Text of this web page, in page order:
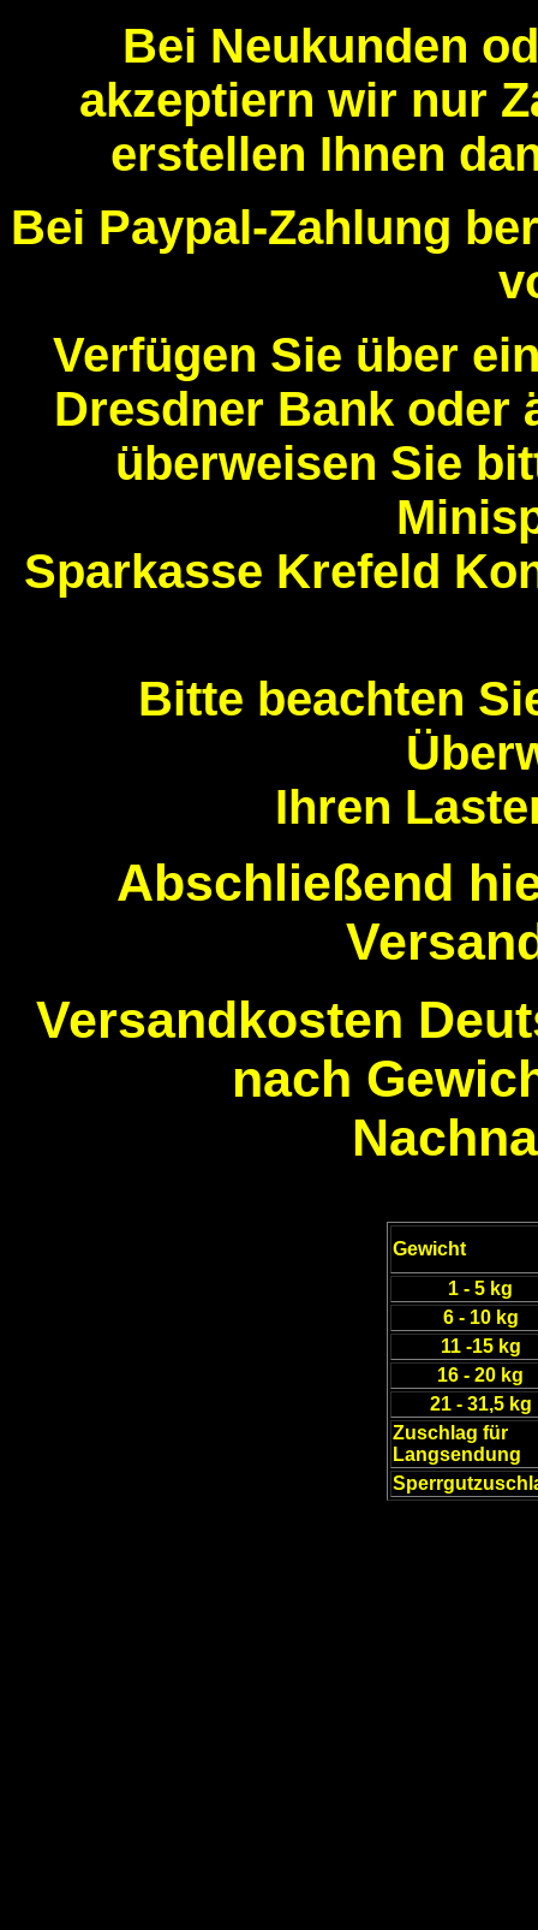
Bei Neukunden
akzeptiern wir nur
erstellen Ihnen
Bei Paypal-Zahlung
Verfügen Sie über
Dresdner Bank oder
überweisen Sie
Sparkasse Krefeld
Bitte beachten
Ihren
Abschließend
Versandkosten
nach
Gewicht
1 - 5 kg
6 - 10 kg
11 -15 kg
16 - 20 kg
21 - 31,5 kg
Zuschlag für
Langsendung